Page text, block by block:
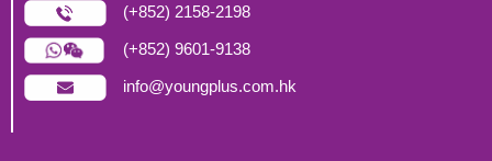
(+852) 2158-2198
(+852) 9601-9138
info@youngplus.com.hk